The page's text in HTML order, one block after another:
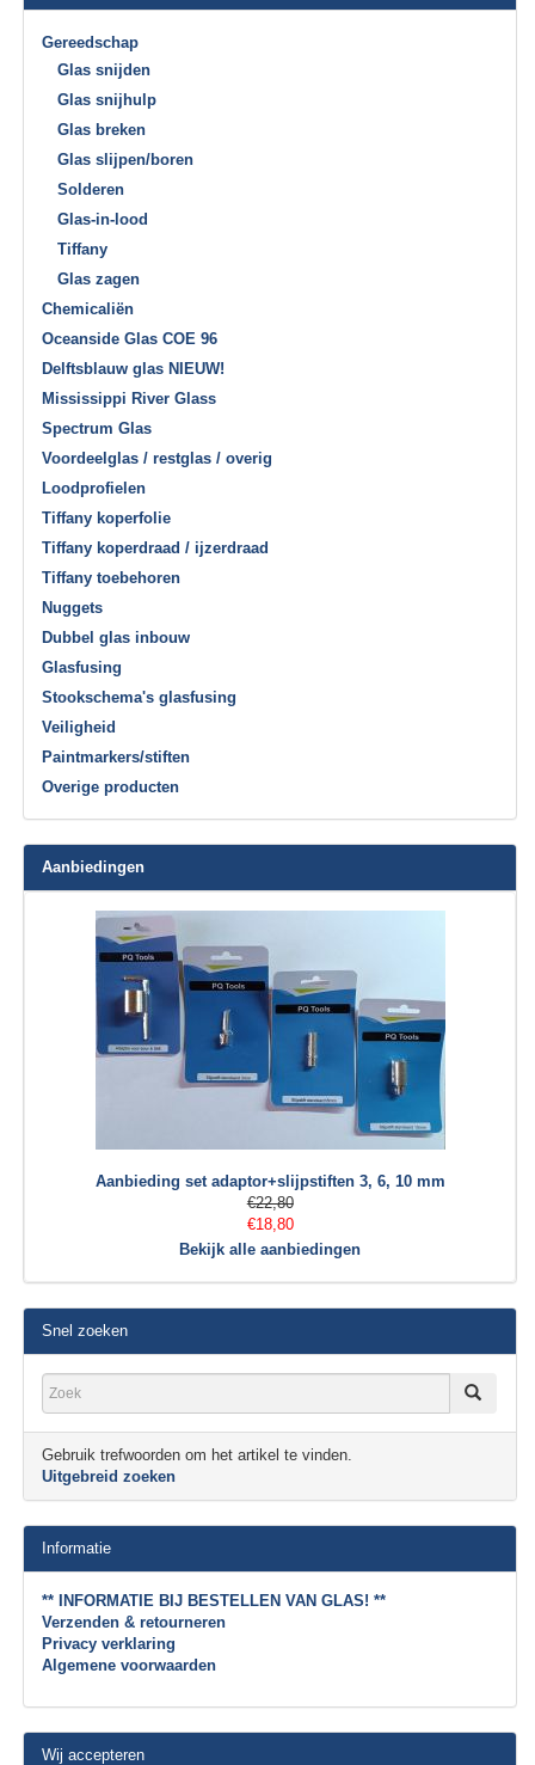
Gereedschap
Glas snijden
Glas snijhulp
Glas breken
Glas slijpen/boren
Solderen
Glas-in-lood
Tiffany
Glas zagen
Chemicaliën
Oceanside Glas COE 96
Delftsblauw glas NIEUW!
Mississippi River Glass
Spectrum Glas
Voordeelglas / restglas / overig
Loodprofielen
Tiffany koperfolie
Tiffany koperdraad / ijzerdraad
Tiffany toebehoren
Nuggets
Dubbel glas inbouw
Glasfusing
Stookschema's glasfusing
Veiligheid
Paintmarkers/stiften
Overige producten
Aanbiedingen
Aanbieding set adaptor+slijpstiften 3, 6, 10 mm
€22,80
€18,80
Bekijk alle aanbiedingen
Snel zoeken
Gebruik trefwoorden om het artikel te vinden.
Uitgebreid zoeken
Informatie
** INFORMATIE BIJ BESTELLEN VAN GLAS! **
Verzenden & retourneren
Privacy verklaring
Algemene voorwaarden
Wij accepteren